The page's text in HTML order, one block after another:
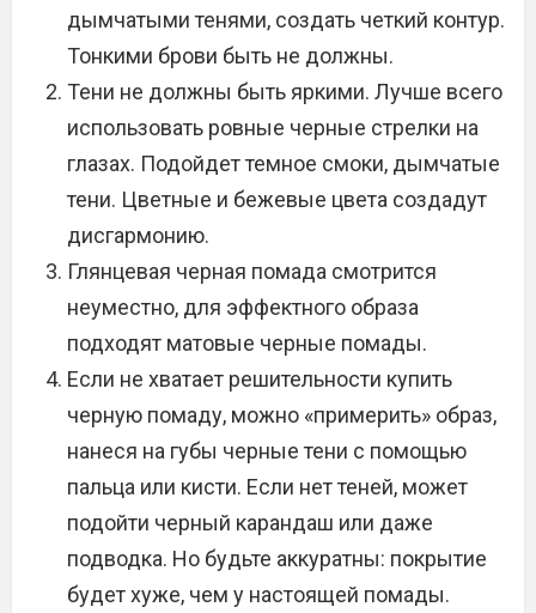
дымчатыми тенями, создать четкий контур.
Тонкими брови быть не должны.
Тени не должны быть яркими. Лучше всего
использовать ровные черные стрелки на
глазах. Подойдет темное смоки, дымчатые
тени. Цветные и бежевые цвета создадут
дисгармонию.
Глянцевая черная помада смотрится
неуместно, для эффектного образа
подходят матовые черные помады.
Если не хватает решительности купить
черную помаду, можно «примерить» образ,
нанеся на губы черные тени с помощью
пальца или кисти. Если нет теней, может
подойти черный карандаш или даже
подводка. Но будьте аккуратны: покрытие
будет хуже, чем у настоящей помады.